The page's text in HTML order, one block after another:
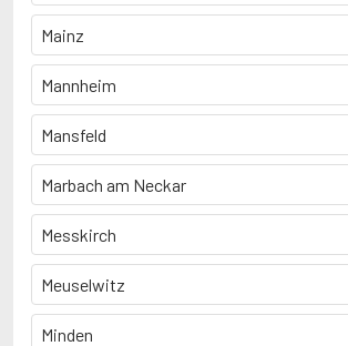
Mainz
Mannheim
Mansfeld
Marbach am Neckar
Messkirch
Meuselwitz
Minden